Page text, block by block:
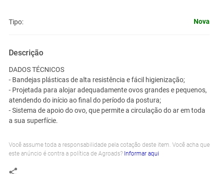
Tipo: Nova
Descrição
DADOS TÉCNICOS
- Bandejas plásticas de alta resistência e fácil higienização;
- Projetada para alojar adequadamente ovos grandes e pequenos,
atendendo do início ao final do período da postura;
- Sistema de apoio do ovo, que permite a circulação do ar em toda
a sua superfície.
Você assume toda a responsabilidade pela cotação deste item. Você acha que
este anúncio é contra a política de Agroads? Informar aqui